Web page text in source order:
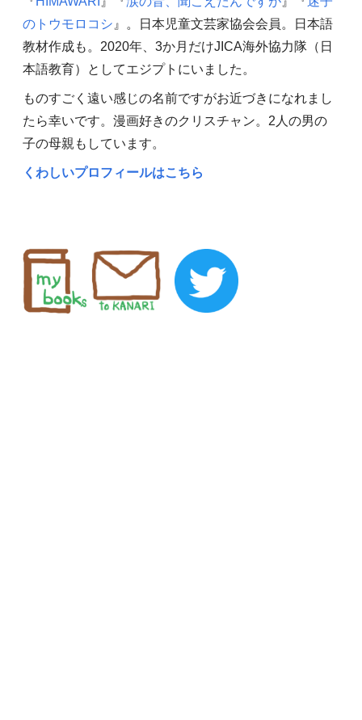
のトウモロコシ 』。日本児童文芸家協会会員。日本語
教材作成も。2020年、3か月だけJICA海外協力隊（日
本語教育）としてエジプトにいました。
ものすごく遠い感じの名前ですがお近づきになれまし
たら幸いです。漫画好きのクリスチャン。2人の男の
子の母親もしています。
くわしいプロフィールはこちら